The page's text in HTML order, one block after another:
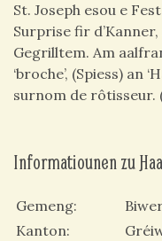
St. Joseph esou e
Surprise fir
Gegrilltem. Am
‘broche’, (Spiess) an
surnom de rôtisseur.
Informatiounen zu
Gemeng
Kanton